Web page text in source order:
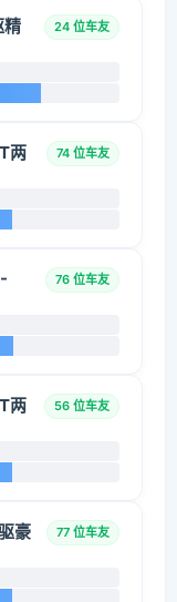
精
24 位车友
两
74 位车友
76 位车友
两
56 位车友
豪
77 位车友